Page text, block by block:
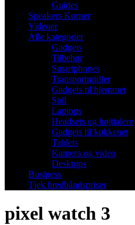
Guides
Speakers Korner
Videoer
Alle kategorier
Gadgets
Tilbehør
Smartphones
Transportmidler
Gadgets til hjemmet
Spil
Laptops
Headsets og højttalere
Gadgets til køkkenet
Tablets
Kamera og video
Desktops
Business
Tjek bredbåndspriser
pixel watch 3